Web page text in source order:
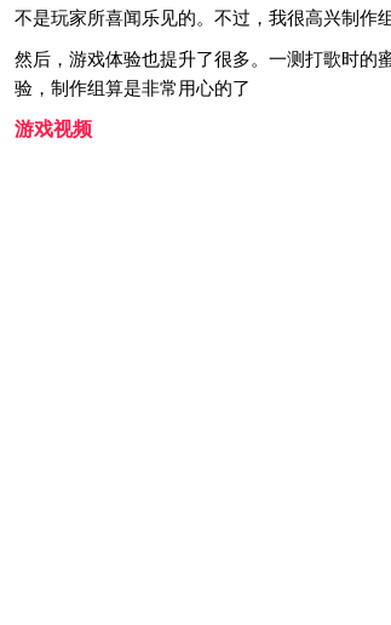
不是玩家所喜闻乐见的。不过，我很高兴制作
然后，游戏体验也提升了很多。一测打歌时的
验，制作组算是非常用心的了
游戏视频